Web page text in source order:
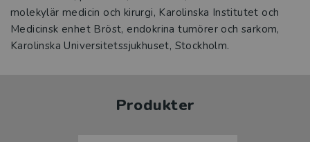
molekylär medicin och kirurgi, Karolinska Institutet och
Medicinsk enhet Bröst, endokrina tumörer och sarkom,
Karolinska Universitetssjukhuset, Stockholm.
Produkter